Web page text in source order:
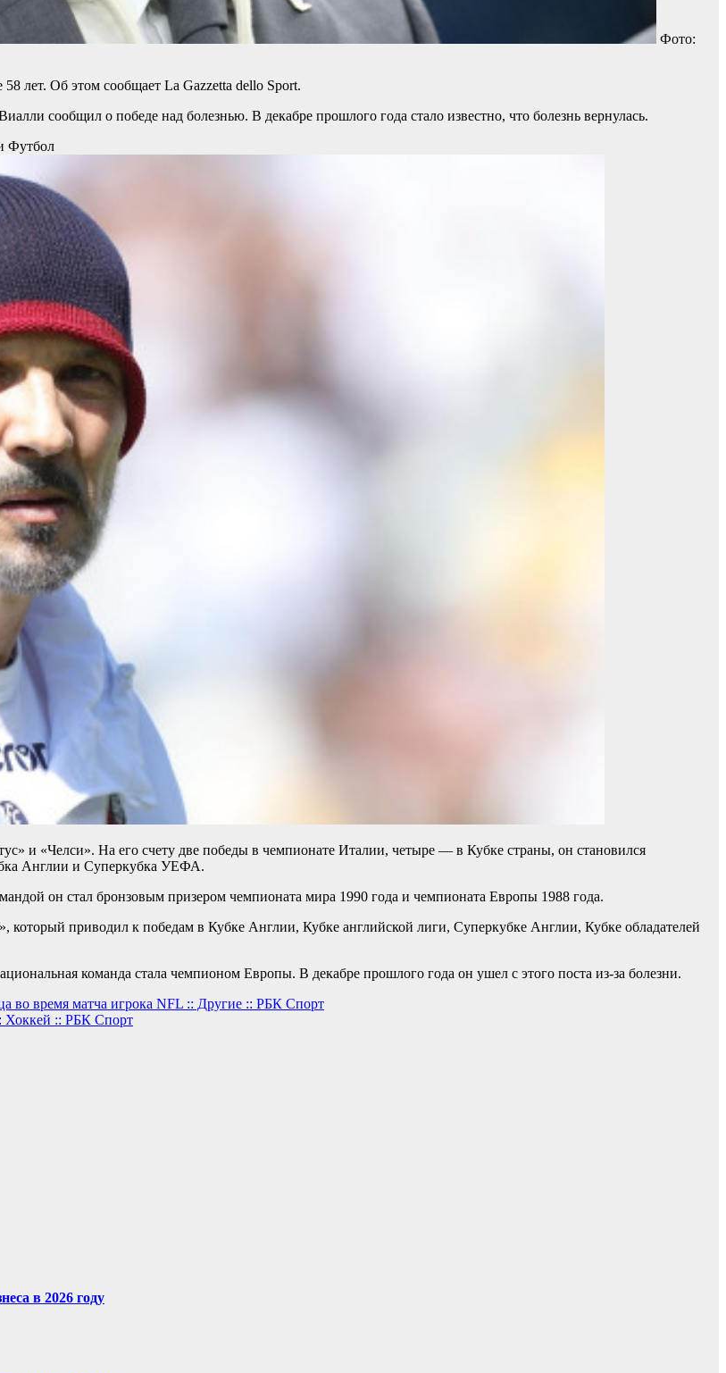
Фото:
лет. Об этом сообщает La Gazzetta dello Sport.
сообщил о победе над болезнью. В декабре прошлого года стало известно, что болезнь вернулась.
Футбол
и «Челси». На его счету две победы в чемпионате Италии, четыре — в Кубке страны, он становился
Англии и Суперкубка УЕФА.
он стал бронзовым призером чемпионата мира 1990 года и чемпионата Европы 1988 года.
приводил к победам в Кубке Англии, Кубке английской лиги, Суперкубке Англии, Кубке обладателей
команда стала чемпионом Европы. В декабре прошлого года он ушел с этого поста из-за болезни.
во время матча игрока NFL :: Другие :: РБК Спорт
Хоккей :: РБК Спорт
в 2026 году